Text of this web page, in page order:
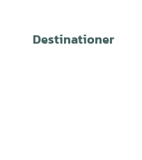
Destinationer